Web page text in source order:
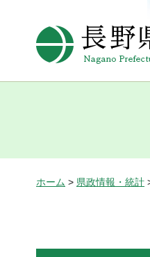
ホーム > 県政情報・統計